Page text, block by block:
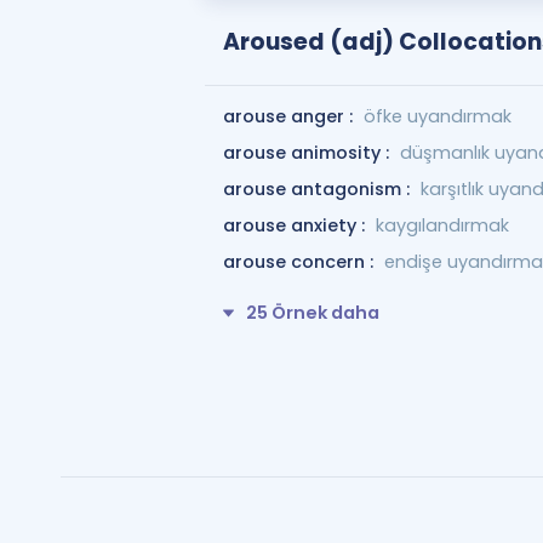
Aroused (adj)
arouse anger : öfke uyandırmak
arouse animosity : düşmanlık
arouse antagonism : karşıtlık
arouse anxiety : kaygılandırmak
arouse concern : endişe
25 Örnek daha